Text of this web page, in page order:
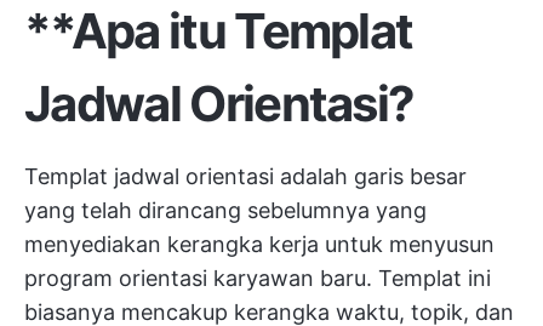
**Apa itu Templat
Jadwal Orientasi?
Templat jadwal orientasi adalah garis besar
yang telah dirancang sebelumnya yang
menyediakan kerangka kerja untuk menyusun
program orientasi karyawan baru. Templat ini
biasanya mencakup kerangka waktu, topik, dan